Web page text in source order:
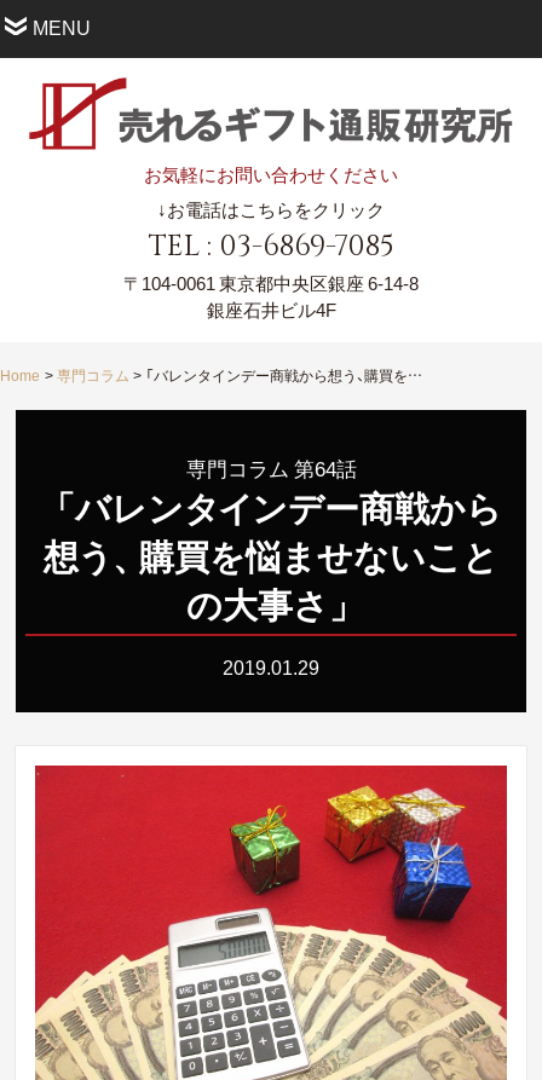
MENU
お気軽にお問い合わせください
↓お電話はこちらをクリック
TEL : 03-6869-7085
〒104-0061東京都中央区銀座 6-14-8
銀座石井ビル4F
Home 専門コラム 「バレンタインデー商戦から想う、購買を悩ませないことの大事さ」
専門コラム 第64話
「バレンタインデー商戦から
想う 、 購買を悩ませないこと
の大事さ 」
2019.01.29